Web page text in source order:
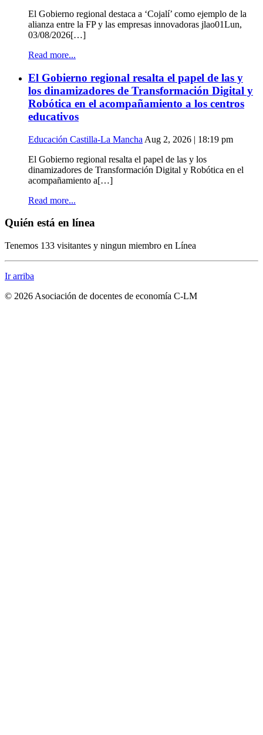
El Gobierno regional destaca a ‘Cojalí’ como ejemplo de la
alianza entre la FP y las empresas innovadoras jlao01Lun,
03/08/2026[…]
Read more...
El Gobierno regional resalta el papel de las y
los dinamizadores de Transformación Digital y
Robótica en el acompañamiento a los centros
educativos
Educación Castilla-La Mancha Aug 2, 2026 | 18:19 pm
El Gobierno regional resalta el papel de las y los
dinamizadores de Transformación Digital y Robótica en el
acompañamiento a[…]
Read more...
Quién está en línea
Tenemos 133 visitantes y ningun miembro en Línea
Ir arriba
© 2026 Asociación de docentes de economía C-LM